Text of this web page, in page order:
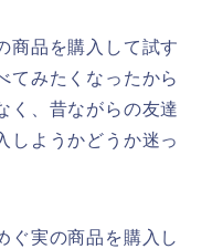
商品を購入して試す
てみたくなったから
く、昔ながらの友達
しようかどうか迷っ
ぐ実の商品を購入し